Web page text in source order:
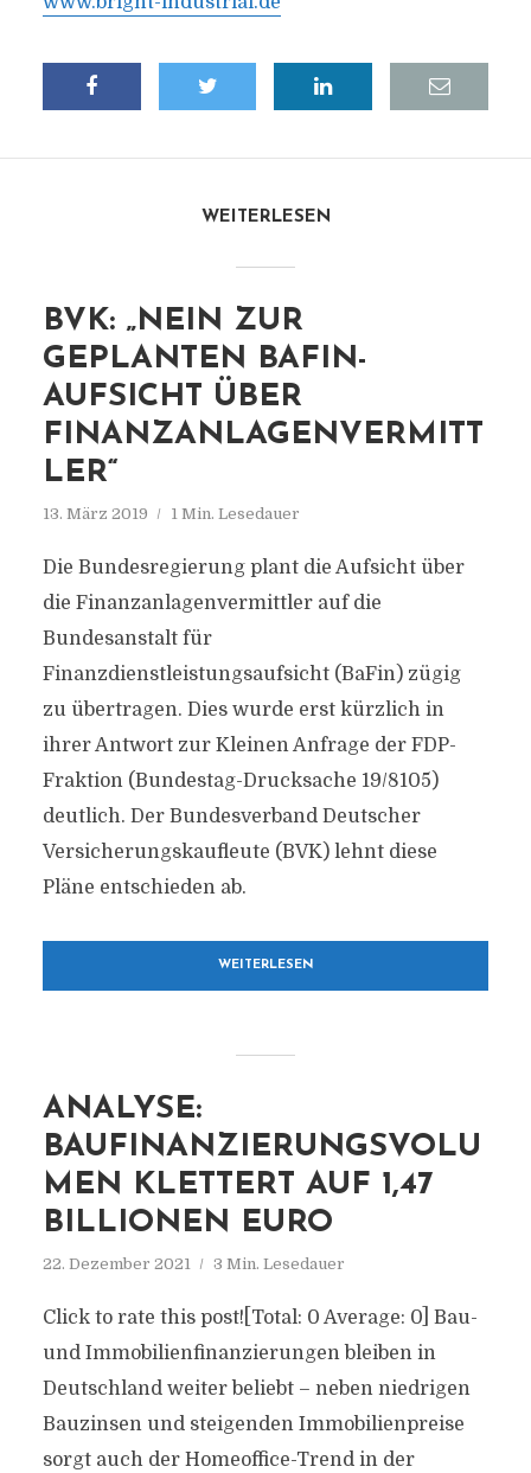
WEITERLESEN
BVK: „NEIN ZUR
GEPLANTEN BAFIN-
AUFSICHT ÜBER
FINANZANLAGENVERMITT
LER“
13. März 2019 1 Min. Lesedauer
Die Bundesregierung plant die Aufsicht über
die Finanzanlagenvermittler auf die
Bundesanstalt für
Finanzdienstleistungsaufsicht (BaFin) zügig
zu übertragen. Dies wurde erst kürzlich in
ihrer Antwort zur Kleinen Anfrage der FDP-
Fraktion (Bundestag-Drucksache 19/8105)
deutlich. Der Bundesverband Deutscher
Versicherungskaufleute (BVK) lehnt diese
Pläne entschieden ab.
WEITERLESEN
ANALYSE:
BAUFINANZIERUNGSVOLU
MEN KLETTERT AUF 1,47
BILLIONEN EURO
22. Dezember 2021 3 Min. Lesedauer
Click to rate this post![Total: 0 Average: 0] Bau-
und Immobilienfinanzierungen bleiben in
Deutschland weiter beliebt – neben niedrigen
Bauzinsen und steigenden Immobilienpreise
sorgt auch der Homeoffice-Trend in der